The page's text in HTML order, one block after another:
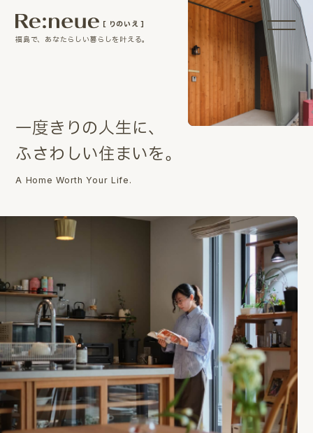
［ りのいえ ］
福島で、あなたらしい暮らしを叶える。
一度き りの人生に、
ふさわ しい住まいを。
A Home Worth Your Life.